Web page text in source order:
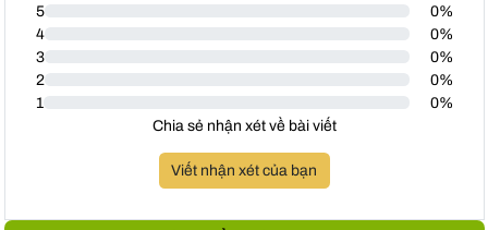
5
0%
4
0%
3
0%
2
0%
1
0%
Chia sẻ nhận xét về bài viết
Viết nhận xét của bạn